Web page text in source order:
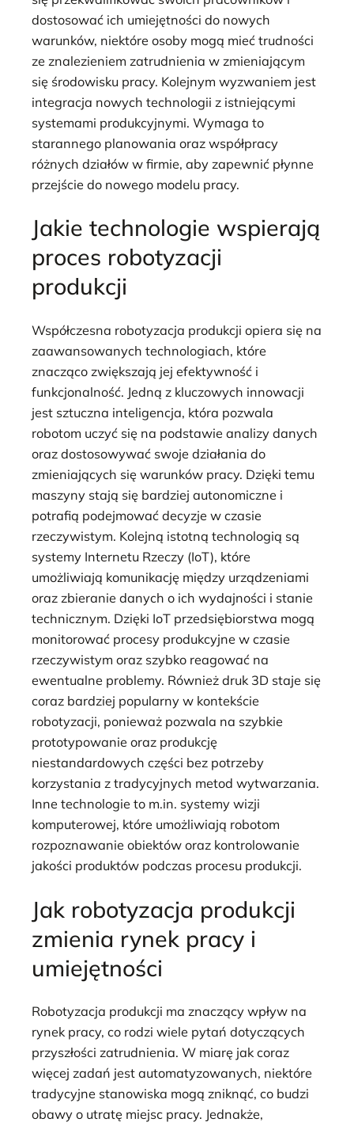
dostosować ich umiejętności do nowych
warunków, niektóre osoby mogą mieć trudności
ze znalezieniem zatrudnienia w zmieniającym
się środowisku pracy. Kolejnym wyzwaniem jest
integracja nowych technologii z istniejącymi
systemami produkcyjnymi. Wymaga to
starannego planowania oraz współpracy
różnych działów w firmie, aby zapewnić płynne
przejście do nowego modelu pracy.
Jakie technologie wspierają
proces robotyzacji
produkcji
Współczesna robotyzacja produkcji opiera się na
zaawansowanych technologiach, które
znacząco zwiększają jej efektywność i
funkcjonalność. Jedną z kluczowych innowacji
jest sztuczna inteligencja, która pozwala
robotom uczyć się na podstawie analizy danych
oraz dostosowywać swoje działania do
zmieniających się warunków pracy. Dzięki temu
maszyny stają się bardziej autonomiczne i
potrafią podejmować decyzje w czasie
rzeczywistym. Kolejną istotną technologią są
systemy Internetu Rzeczy (IoT), które
umożliwiają komunikację między urządzeniami
oraz zbieranie danych o ich wydajności i stanie
technicznym. Dzięki IoT przedsiębiorstwa mogą
monitorować procesy produkcyjne w czasie
rzeczywistym oraz szybko reagować na
ewentualne problemy. Również druk 3D staje się
coraz bardziej popularny w kontekście
robotyzacji, ponieważ pozwala na szybkie
prototypowanie oraz produkcję
niestandardowych części bez potrzeby
korzystania z tradycyjnych metod wytwarzania.
Inne technologie to m.in. systemy wizji
komputerowej, które umożliwiają robotom
rozpoznawanie obiektów oraz kontrolowanie
jakości produktów podczas procesu produkcji.
Jak robotyzacja produkcji
zmienia rynek pracy i
umiejętności
Robotyzacja produkcji ma znaczący wpływ na
rynek pracy, co rodzi wiele pytań dotyczących
przyszłości zatrudnienia. W miarę jak coraz
więcej zadań jest automatyzowanych, niektóre
tradycyjne stanowiska mogą zniknąć, co budzi
obawy o utratę miejsc pracy. Jednakże,